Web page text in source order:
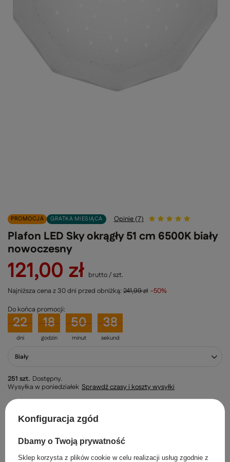
PROMOCJA GRATKA MIESIĄCA Opinie (7)
Plafon LED Sky okrągły 51 cm 6500K biały
nowoczesny
Biały
251 szt. Dostępny
Wysyłka w poniedziałek Sprawdź czasy i koszty wysyłki
121,00 zł brutto/szt.
Najniższa cena z 30 dni przed obniżką: 241,99 zł -50%
Do końca promocji:
dni
22
godzin
18
minut
50
sekund
38
- +
DODAJ DO KOSZYKA
Konfiguracja zgód
Dbamy o Twoją prywatność
Sklep korzysta z plików cookie w celu realizacji usług zgodnie z